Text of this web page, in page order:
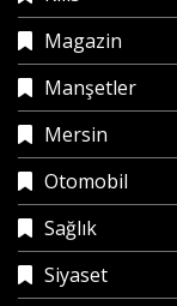
Magazin
Manşetler
Mersin
Otomobil
Sağlık
Siyaset